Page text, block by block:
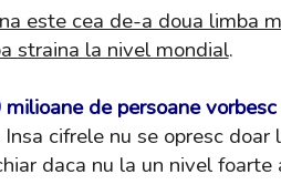
este cea de-a doua limba
straina la nivel mondial.
milioanede persoane
cifrele nu se opresc
daca nu la un nivel